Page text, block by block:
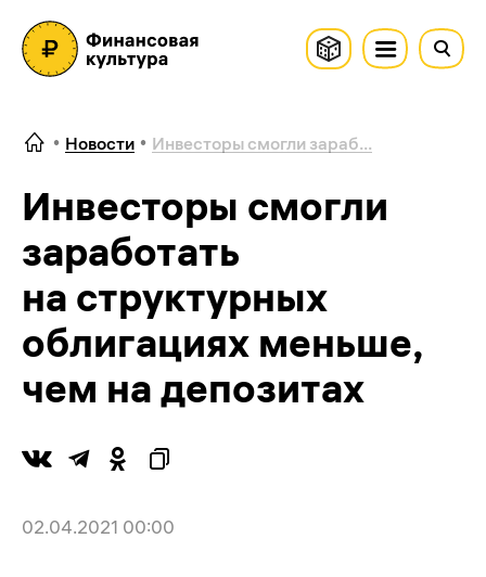
Новости Инвесторы смогли зараб...
Инвесторы смогли
заработать
на структурных
облигациях меньше,
чем на депозитах
02.04.2021 00:00